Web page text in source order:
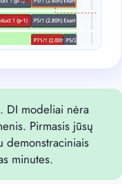
DI modeliai nėra
Pirmasis jūsų
demonstraciniais
minutes.